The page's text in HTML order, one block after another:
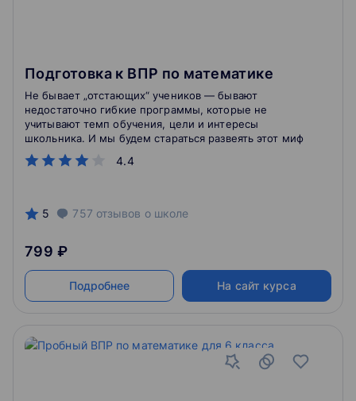
Подготовка к ВПР по математике
4.4
Не бывает „отстающих“ учеников — бывают
недостаточно гибкие программы, которые не
учитывают темп обучения, цели и интересы
школьника. И мы будем стараться развеять этот миф
5 757 отзывов о школе
799 ₽
Подробнее На сайт курса